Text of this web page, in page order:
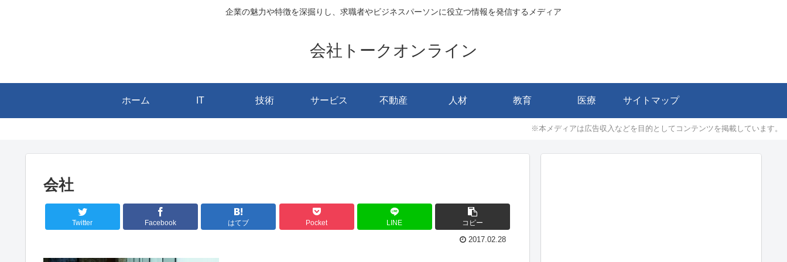
企業の魅力や特徴を深掘りし、求職者やビジネスパーソンに役立つ情報を発信するメディア
会社トークオンライン
ホーム IT 技術 サービス 不動産 人材 教育 医療 サイトマップ
※本メディアは広告収入などを目的としてコンテンツを掲載しています。
会社
Twitter Facebook はてブ Pocket LINE コピー
2017.02.28